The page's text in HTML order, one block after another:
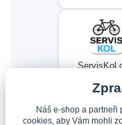
Condat
Náš e-shop a partneři
cookies, aby Vám mohli